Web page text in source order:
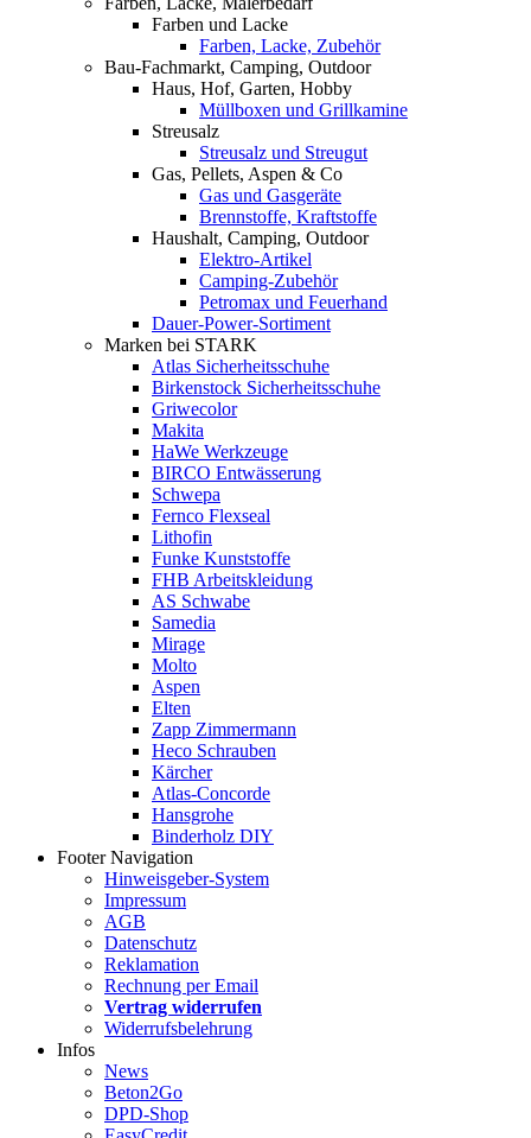
Farben und Lacke
Farben, Lacke, Zubehör
Bau-Fachmarkt, Camping, Outdoor
Haus, Hof, Garten, Hobby
Müllboxen und Grillkamine
Streusalz
Streusalz und Streugut
Gas, Pellets, Aspen & Co
Gas und Gasgeräte
Brennstoffe, Kraftstoffe
Haushalt, Camping, Outdoor
Elektro-Artikel
Camping-Zubehör
Petromax und Feuerhand
Dauer-Power-Sortiment
Marken bei STARK
Atlas Sicherheitsschuhe
Birkenstock Sicherheitsschuhe
Griwecolor
Makita
HaWe Werkzeuge
BIRCO Entwässerung
Schwepa
Fernco Flexseal
Lithofin
Funke Kunststoffe
FHB Arbeitskleidung
AS Schwabe
Samedia
Mirage
Molto
Aspen
Elten
Zapp Zimmermann
Heco Schrauben
Kärcher
Atlas-Concorde
Hansgrohe
Binderholz DIY
Footer Navigation
Hinweisgeber-System
Impressum
AGB
Datenschutz
Reklamation
Rechnung per Email
Vertrag widerrufen
Widerrufsbelehrung
Infos
News
Beton2Go
DPD-Shop